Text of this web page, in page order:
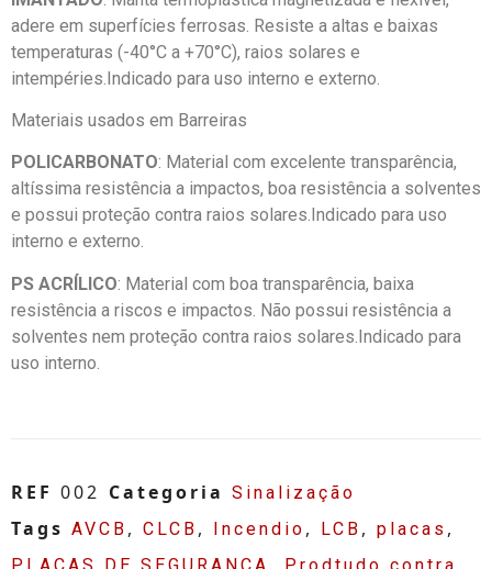
adere em superfícies ferrosas. Resiste a altas e baixas
temperaturas (-40°C a +70°C), raios solares e
intempéries.Indicado para uso interno e externo.
Materiais usados em Barreiras
POLICARBONATO: Material com excelente transparência,
altíssima resistência a impactos, boa resistência a solventes
e possui proteção contra raios solares.Indicado para uso
interno e externo.
PS ACRÍLICO: Material com boa transparência, baixa
resistência a riscos e impactos. Não possui resistência a
solventes nem proteção contra raios solares.Indicado para
uso interno.
REF 002 Categoria Sinalização
Tags AVCB , CLCB , Incendio , LCB , placas ,